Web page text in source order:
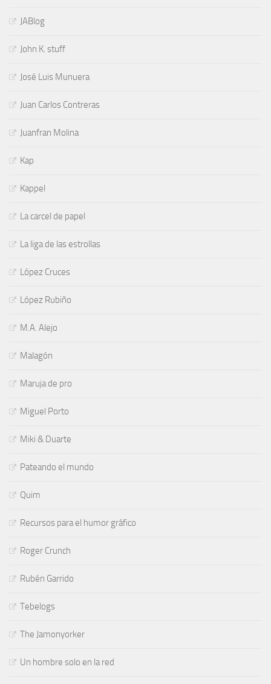
JABlog
John K. stuff
José Luis Munuera
Juan Carlos Contreras
Juanfran Molina
Kap
Kappel
La carcel de papel
La liga de las estrollas
López Cruces
López Rubiño
M.A. Alejo
Malagón
Maruja de pro
Miguel Porto
Miki & Duarte
Pateando el mundo
Quim
Recursos para el humor gráfico
Roger Crunch
Rubén Garrido
Tebelogs
The Jamonyorker
Un hombre solo en la red